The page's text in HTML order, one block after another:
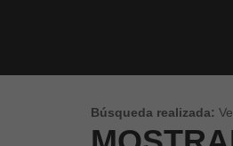
Búsqueda realizada: